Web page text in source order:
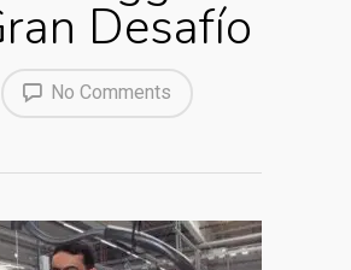
Desafío
No Comments